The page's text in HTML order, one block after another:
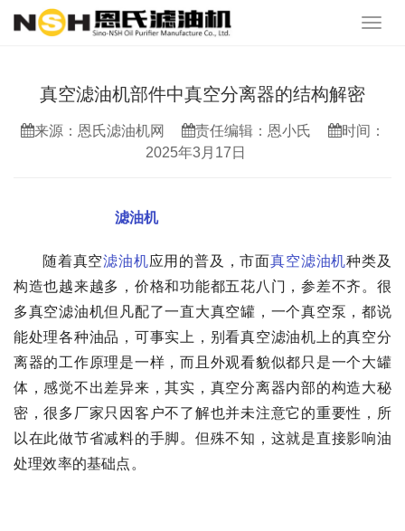
真空滤油机部件中真空分离器的结构解密
来源：恩氏滤油机网 责任编辑：恩小氏
时间：
2025年3月17日
滤油机部件中真空分离器的结构解密
随着真空滤油机应用的普及，市面真空滤油机种类及
构造也越来越多，价格和功能都五花八门，参差不齐。很
多真空滤油机但凡配了一直大真空罐，一个真空泵，都说
能处理各种油品，可事实上，别看真空滤油机上的真空分
离器的工作原理是一样，而且外观看貌似都只是一个大罐
体，感觉不出差异来，其实，真空分离器内部的构造大秘
密，很多厂家只因客户不了解也并未注意它的重要性，所
以在此做节省减料的手脚。但殊不知，这就是直接影响油
处理效率的基础点。